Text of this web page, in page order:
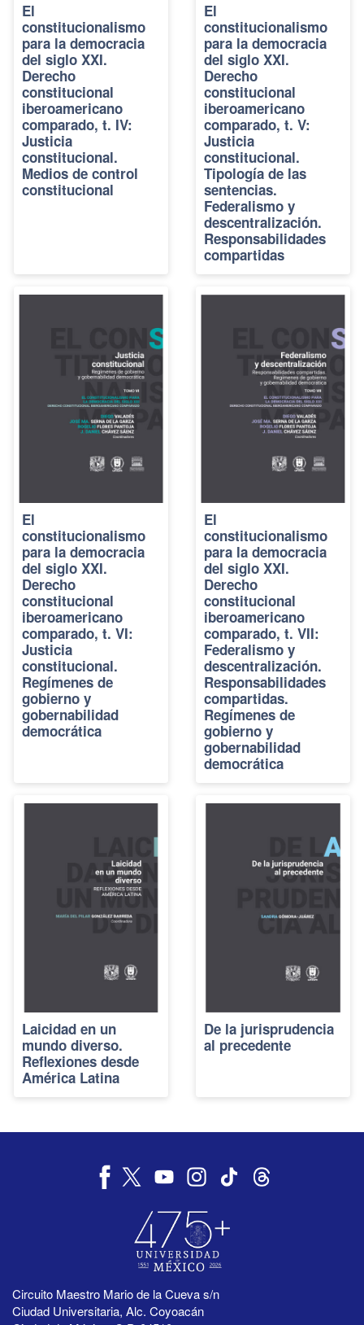
El
constitucionalismo
para la democracia
del siglo XXI.
Derecho
constitucional
iberoamericano
comparado, t. IV:
Justicia
constitucional.
Medios de control
constitucional
El
constitucionalismo
para la democracia
del siglo XXI.
Derecho
constitucional
iberoamericano
comparado, t. V:
Justicia
constitucional.
Tipología de las
sentencias.
Federalismo y
descentralización.
Responsabilidades
compartidas
El
constitucionalismo
para la democracia
del siglo XXI.
Derecho
constitucional
iberoamericano
comparado, t. VI:
Justicia
constitucional.
Regímenes de
gobierno y
gobernabilidad
democrática
El
constitucionalismo
para la democracia
del siglo XXI.
Derecho
constitucional
iberoamericano
comparado, t. VII:
Federalismo y
descentralización.
Responsabilidades
compartidas.
Regímenes de
gobierno y
gobernabilidad
democrática
Laicidad en un
mundo diverso.
Reflexiones desde
América Latina
De la jurisprudencia
al precedente
Circuito Maestro Mario de la Cueva s/n
Ciudad Universitaria, Alc. Coyoacán